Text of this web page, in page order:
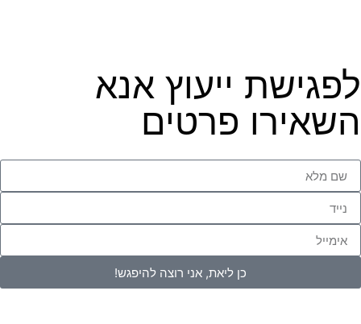
לפגישת ייעוץ אנא
השאירו פרטים
כן ליאת, אני רוצה להיפגש!